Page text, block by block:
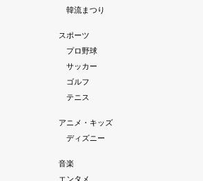
韓流まつり
スポーツ
プロ野球
サッカー
ゴルフ
テニス
アニメ・キッズ
ディズニー
音楽
エンタメ